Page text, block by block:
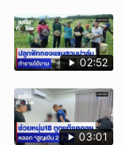
02:52
03:01